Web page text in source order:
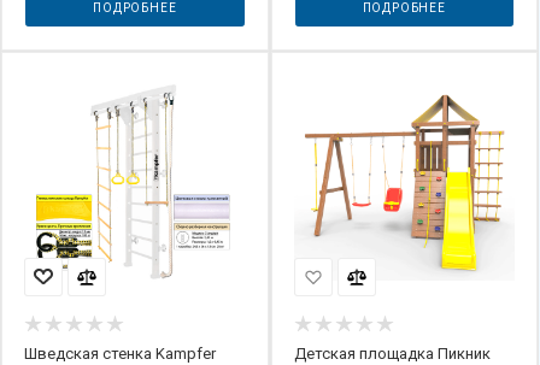
ПОДРОБНЕЕ ПОДРОБНЕЕ
Шведская стенка Kampfer
Детская площадка Пикник